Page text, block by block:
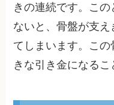
きの連続です。こ
ないと、骨盤が支
てしまいます。こ
きな引き金になるこ